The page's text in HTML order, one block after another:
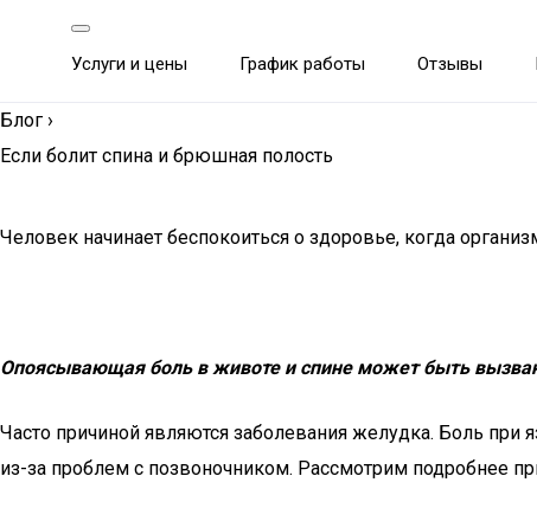
Услуги и цены График работы Отзывы
Блог ›
Если болит спина и брюшная полость
Человек начинает беспокоиться о здоровье, когда
Опоясывающая боль в животе и спине может быть
Часто причиной являются заболевания желудка. Боль при
из-за проблем с позвоночником. Рассмотрим